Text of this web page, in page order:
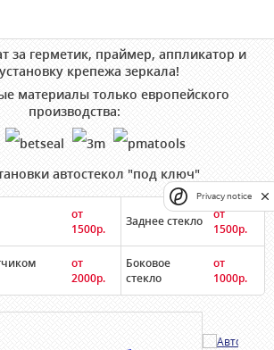
за герметик, праймер, аппликатор и
крепежа зеркала!
материалы только европейского
производства:
автостекол "под ключ"
от
1500р.
Заднее стекло
от
1500р.
от
2000р.
Боковое
стекло
от
1000р.
Privacy notice